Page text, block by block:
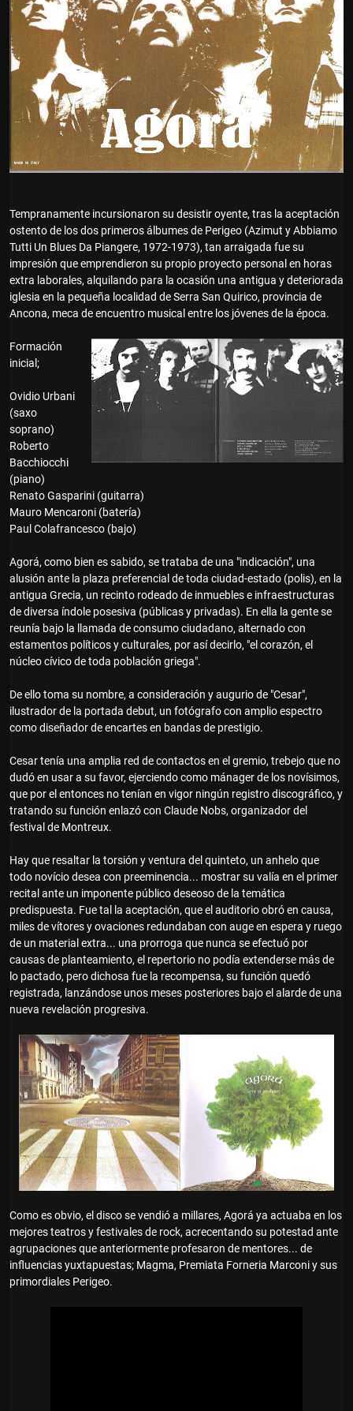
Tempranamente incursionaron su desistir oyente, tras la aceptación
ostento de los dos primeros álbumes de Perigeo (Azimut y Abbiamo
Tutti Un Blues Da Piangere, 1972-1973), tan arraigada fue su
impresión que emprendieron su propio proyecto personal en horas
extra laborales, alquilando para la ocasión una antigua y deteriorada
iglesia en la pequeña localidad de Serra San Quirico, provincia de
Ancona, meca de encuentro musical entre los jóvenes de la época.
Formación
inicial;
Ovidio Urbani
(saxo
soprano)
Roberto
Bacchiocchi
(piano)
Renato Gasparini (guitarra)
Mauro Mencaroni (batería)
Paul Colafrancesco (bajo)
Agorá, como bien es sabido, se trataba de una "indicación", una
alusión ante la plaza preferencial de toda ciudad-estado (polis), en la
antigua Grecia, un recinto rodeado de inmuebles e infraestructuras
de diversa índole posesiva (públicas y privadas). En ella la gente se
reunía bajo la llamada de consumo ciudadano, alternado con
estamentos políticos y culturales, por así decirlo, "el corazón, el
núcleo cívico de toda población griega".
De ello toma su nombre, a consideración y augurio de "Cesar",
ilustrador de la portada debut, un fotógrafo con amplio espectro
como diseñador de encartes en bandas de prestigio.
Cesar tenía una amplia red de contactos en el gremio, trebejo que no
dudó en usar a su favor, ejerciendo como mánager de los novísimos,
que por el entonces no tenían en vigor ningún registro discográfico, y
tratando su función enlazó con Claude Nobs, organizador del
festival de Montreux.
Hay que resaltar la torsión y ventura del quinteto, un anhelo que
todo novício desea con preeminencia... mostrar su valía en el primer
recital ante un imponente público deseoso de la temática
predispuesta. Fue tal la aceptación, que el auditorio obró en causa,
miles de vítores y ovaciones redundaban con auge en espera y ruego
de un material extra... una prorroga que nunca se efectuó por
causas de planteamiento, el repertorio no podía extenderse más de
lo pactado, pero dichosa fue la recompensa, su función quedó
registrada, lanzándose unos meses posteriores bajo el alarde de una
nueva revelación progresiva.
Como es obvio, el disco se vendió a millares, Agorá ya actuaba en los
mejores teatros y festivales de rock, acrecentando su potestad ante
agrupaciones que anteriormente profesaron de mentores... de
influencias yuxtapuestas; Magma, Premiata Forneria Marconi y sus
primordiales Perigeo.